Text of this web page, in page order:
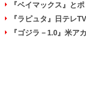
『ベイマックス』と
『ラピュタ』日テレ
『ゴジラ－1.0』米ア